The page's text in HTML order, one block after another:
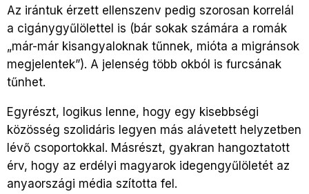
Az irántuk érzett ellenszenv pedig szorosan korrelál
a cigánygyűlölettel is (bár sokak számára a romák
„már-már kisangyaloknak tűnnek, mióta a migránsok
megjelentek”). A jelenség több okból is furcsának
tűnhet.
Egyrészt, logikus lenne, hogy egy kisebbségi
közösség szolidáris legyen más alávetett helyzetben
lévő csoportokkal. Másrészt, gyakran hangoztatott
érv, hogy az erdélyi magyarok idegengyűlöletét az
anyaországi média szította fel.